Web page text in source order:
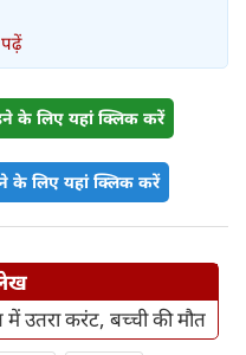
के लिए यहां क्लिक करें
के लिए यहां क्लिक करें
उतरा करंट, बच्ची की मौत